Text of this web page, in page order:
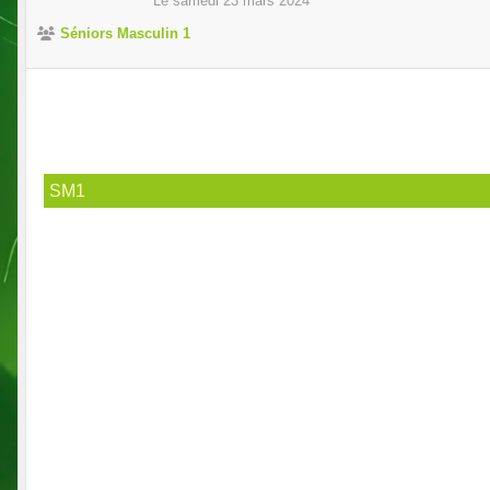
Séniors Masculin 1
SM1